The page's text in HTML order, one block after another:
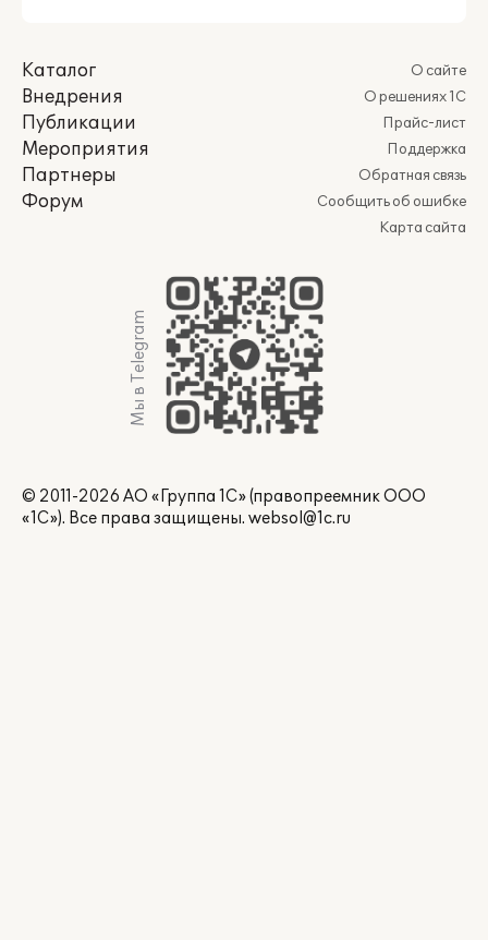
Каталог
Внедрения
Публикации
Мероприятия
Партнеры
Форум
О сайте
О решениях 1С
Прайс-лист
Поддержка
Обратная связь
Сообщить об ошибке
Карта сайта
Мы в Telegram
© 2011-2026 АО «Группа 1С» (правопреемник ООО
«1С»). Все права защищены. websol@1c.ru